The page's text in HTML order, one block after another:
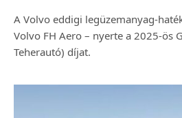
A Volvo eddigi legüzemanyag-
Volvo FH Aero – nyerte a 2025-ös
Teherautó) díjat.